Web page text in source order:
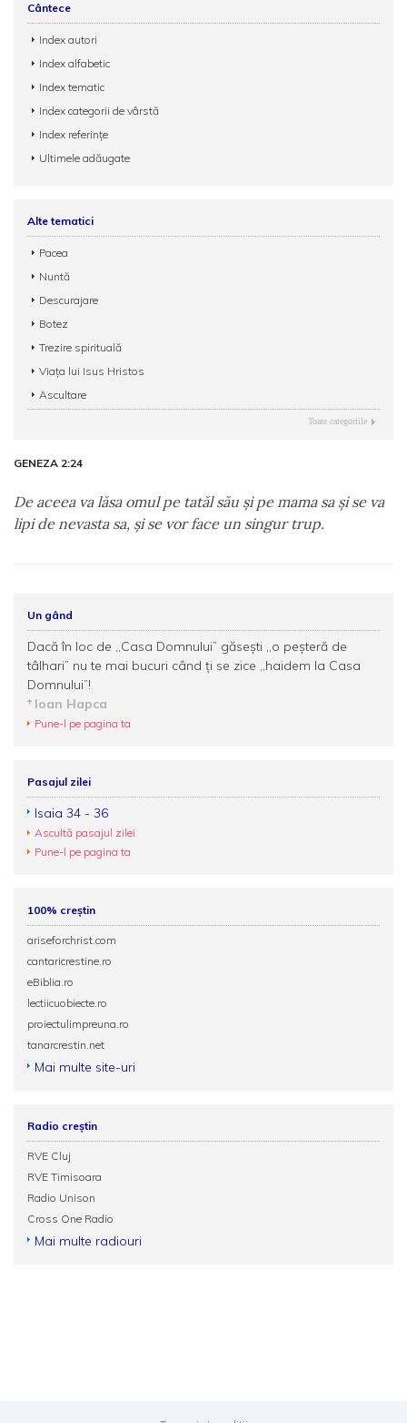
Cântece
Index autori
Index alfabetic
Index tematic
Index categorii de vârstă
Index referințe
Ultimele adăugate
Alte tematici
Pacea
Nuntă
Descurajare
Botez
Trezire spirituală
Viaţa lui Isus Hristos
Ascultare
Toate categoriile
GENEZA 2:24
De aceea va lăsa omul pe tatăl său şi pe mama sa şi se va
lipi de nevasta sa, şi se vor face un singur trup.
Un gând
Dacă în loc de ,,Casa Domnului” găsești ,,o peșteră de
tâlhari” nu te mai bucuri când ți se zice ,,haidem la Casa
Domnului”!
Ioan Hapca
Pune-l pe pagina ta
Pasajul zilei
Isaia 34 - 36
Ascultă pasajul zilei
Pune-l pe pagina ta
100% creștin
ariseforchrist.com
cantaricrestine.ro
eBiblia.ro
lectiicuobiecte.ro
proiectulimpreuna.ro
tanarcrestin.net
Mai multe site-uri
Radio creștin
RVE Cluj
RVE Timisoara
Radio Unison
Cross One Radio
Mai multe radiouri